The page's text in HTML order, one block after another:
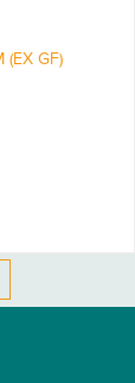
(EX GF)